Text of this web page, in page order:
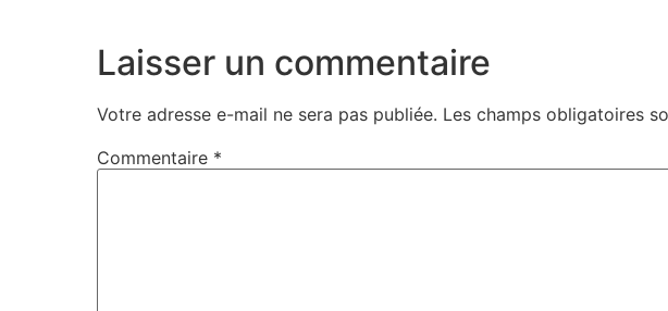
Laisser un commentaire
Votre adresse e-mail ne sera pas publiée. Les champs obligatoires
Commentaire *